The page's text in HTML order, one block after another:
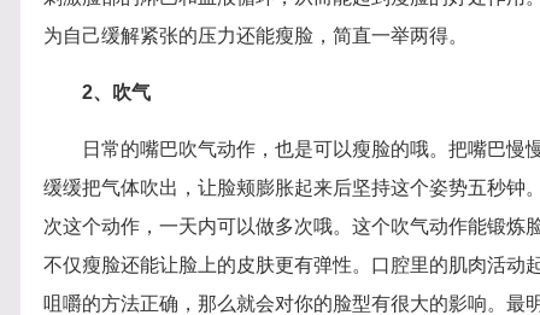
为自己缓解紧张的压力还能瘦脸，简直一举两得。
2、吹气
日常的嘴巴吹气动作，也是可以瘦脸的哦。把嘴巴慢
缓缓把气体吹出，让脸颊膨胀起来后坚持这个姿势五秒钟
次这个动作，一天内可以做多次哦。这个吹气动作能锻炼
不仅瘦脸还能让脸上的皮肤更有弹性。口腔里的肌肉活动
咀嚼的方法正确，那么就会对你的脸型有很大的影响。最